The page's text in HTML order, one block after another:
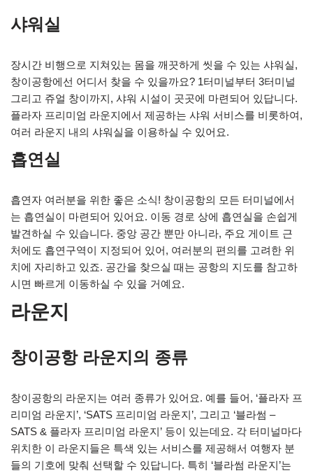
샤워실
장시간 비행으로 지쳐있는 몸을 깨끗하게 씻을 수 있는 샤워실,
창이공항에선 어디서 찾을 수 있을까요? 1터미널부터 3터미널
그리고 쥬얼 창이까지, 샤워 시설이 곳곳에 마련되어 있답니다.
플라자 프리미엄 라운지에서 제공하는 샤워 서비스를 비롯하여,
여러 라운지 내의 샤워실을 이용하실 수 있어요.
흡연실
흡연자 여러분을 위한 좋은 소식! 창이공항의 모든 터미널에서
는 흡연실이 마련되어 있어요. 이동 경로 상에 흡연실을 손쉽게
발견하실 수 있습니다. 중앙 공간 뿐만 아니라, 주요 게이트 근
처에도 흡연구역이 지정되어 있어, 여러분의 편의를 고려한 위
치에 자리하고 있죠. 공간을 찾으실 때는 공항의 지도를 참고하
시면 빠르게 이동하실 수 있을 거예요.
라운지
창이공항 라운지의 종류
창이공항의 라운지는 여러 종류가 있어요. 예를 들어, ‘플라자 프
리미엄 라운지’, ‘SATS 프리미엄 라운지’, 그리고 ‘블라썸 –
SATS & 플라자 프리미엄 라운지’ 등이 있는데요. 각 터미널마다
위치한 이 라운지들은 특색 있는 서비스를 제공해서 여행자 분
들의 기호에 맞춰 선택할 수 있답니다. 특히 ‘블라썸 라운지’는